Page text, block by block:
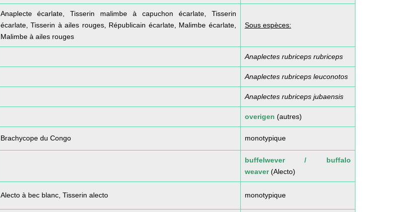
Anaplecte écarlate, Tisserin malimbe à capuchon écarlate, Tisserin
écarlate, Tisserin à ailes rouges, Républicain écarlate, Malimbe écarlate,
Malimbe à ailes rouges
Sous espèces:
Anaplectes rubriceps rubriceps
Anaplectes rubriceps leuconotos
Anaplectes rubriceps jubaensis
overigen (autres)
Brachycope du Congo monotypique
buffelwever / buffalo
weaver(Alecto)
Alecto à bec blanc, Tisserin alecto monotypique